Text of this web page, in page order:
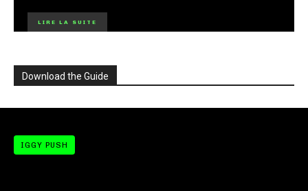
LIRE LA SUITE
Download the Guide
IGGY PUSH